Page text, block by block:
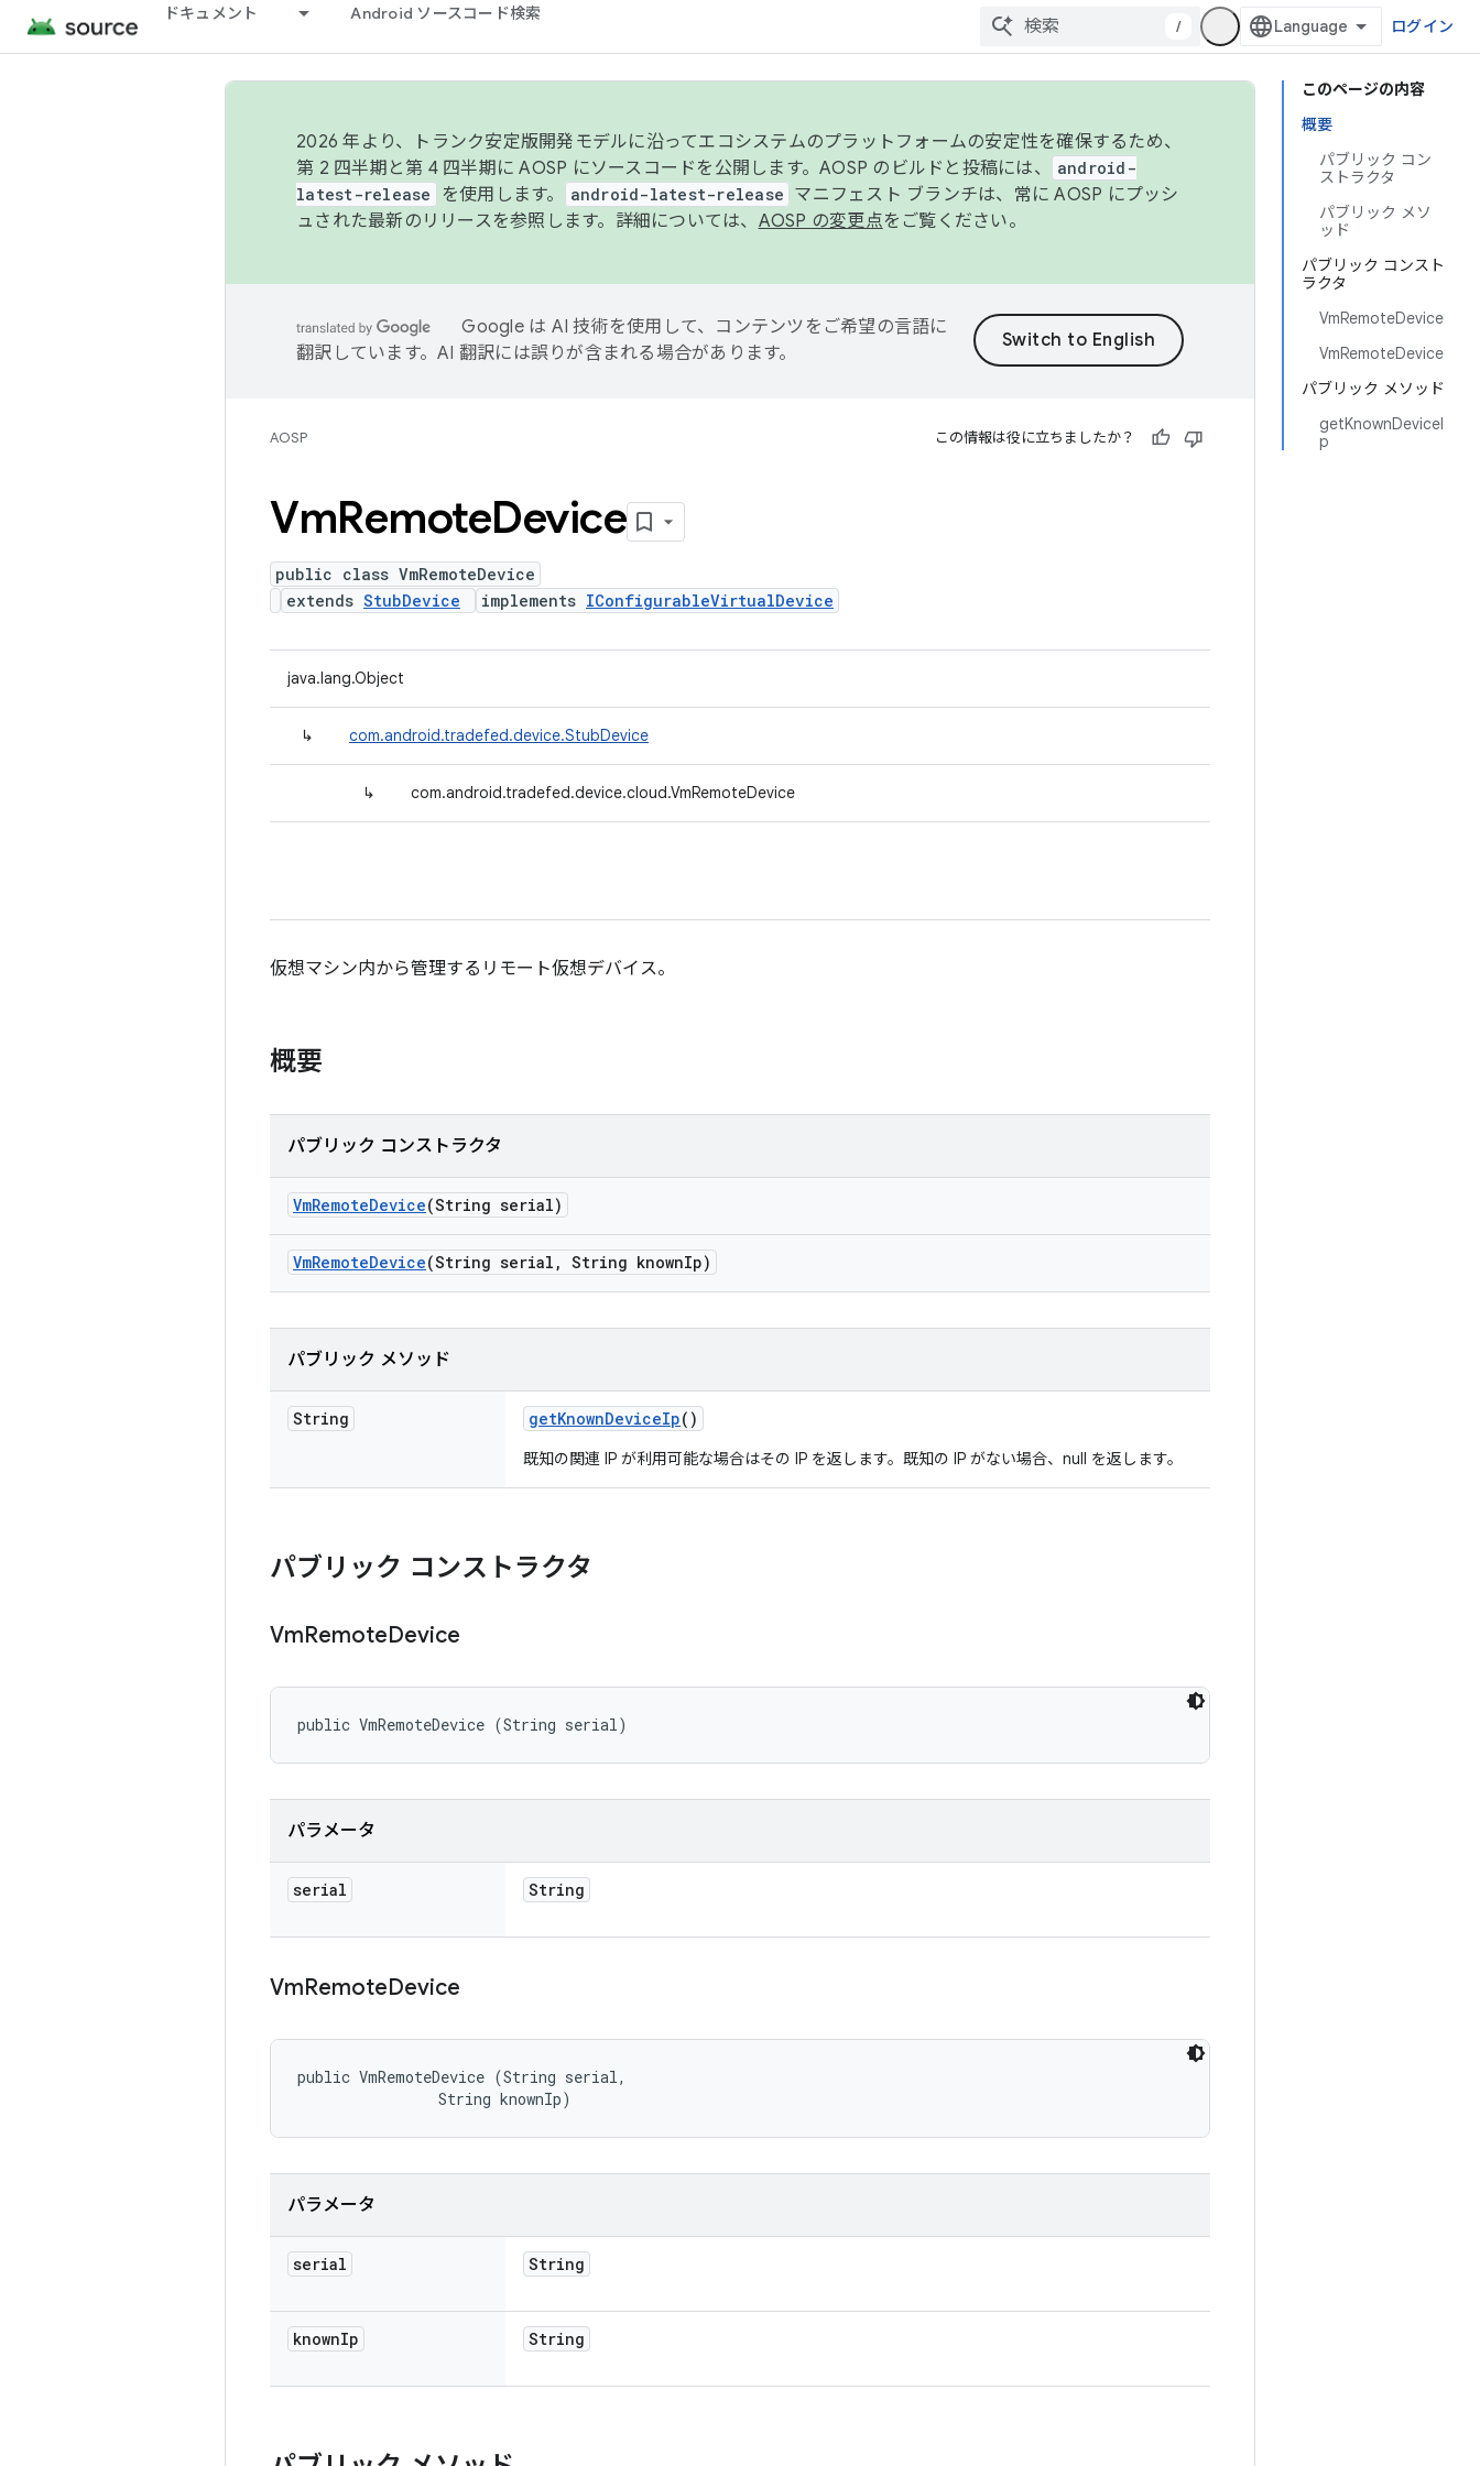
ドキュメント Android ソースコード検索
/ ログイン
このページの内容
概要
パブリック コン
ストラクタ
パブリック メソ
ッド
パブリック コンスト
ラクタ
VmRemoteDevice
VmRemoteDevice
パブリック メソッド
getKnownDeviceI
p
2026 年より、トランク安定版開発モデルに沿ってエコシステムのプラットフォームの安定性を確保するため、
第 2 四半期と第 4 四半期に AOSP にソースコードを公開します。AOSP のビルドと投稿には、
android-
latest-release
を使用します。 android-latest-release マニフェスト ブランチは、常に AOSP にプッシ
ュされた最新のリリースを参照します。詳細については、 AOSP の変更点をご覧ください。
Google は AI 技術を使用して、コンテンツをご希望の言語に
翻訳しています。AI 翻訳には誤りが含まれる場合があります。
AOSP この情報は役に立ちましたか？
VmRemoteDevice
public class VmRemoteDevice
extends StubDevice implements IConfigurableVirtualDevice
java.lang.Object
↳ com.android.tradefed.device.StubDevice
↳ com.android.tradefed.device.cloud.VmRemoteDevice
仮想マシン内から管理するリモート仮想デバイス。
概要
パブリック コンストラクタ
VmRemoteDevice(String serial)
VmRemoteDevice(String serial , String knownIp)
パブリック メソッド
String getKnownDeviceIp()
既知の関連 IP が利用可能な場合はその IP を返します。既知の IP がない場合、null を返します。
パブリック コンストラクタ
VmRemoteDevice
public VmRemoteDevice (String serial)
パラメータ
serial String
VmRemoteDevice
public VmRemoteDevice (String serial,
                String knownIp)
パラメータ
serial String
knownIp String